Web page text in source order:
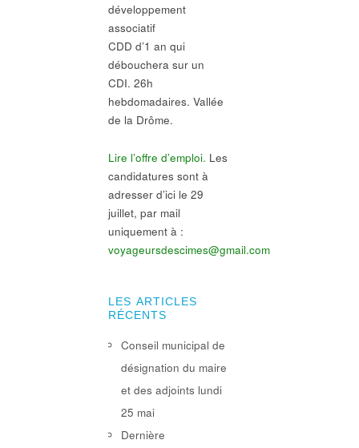
développement
associatif
CDD d’1 an qui
débouchera sur un
CDI. 26h
hebdomadaires. Vallée
de la Drôme.
Lire l’offre d’emploi. Les
candidatures sont à
adresser d’ici le 29
juillet, par mail
uniquement à :
voyageursdescimes@gmail.com
LES ARTICLES
RÉCENTS
Conseil municipal de
désignation du maire
et des adjoints lundi
25 mai
Dernière